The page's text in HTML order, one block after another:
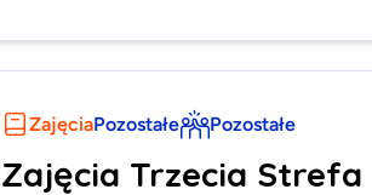
ZajęciaPozostałe Pozostałe
Zajęcia Trzecia Strefa